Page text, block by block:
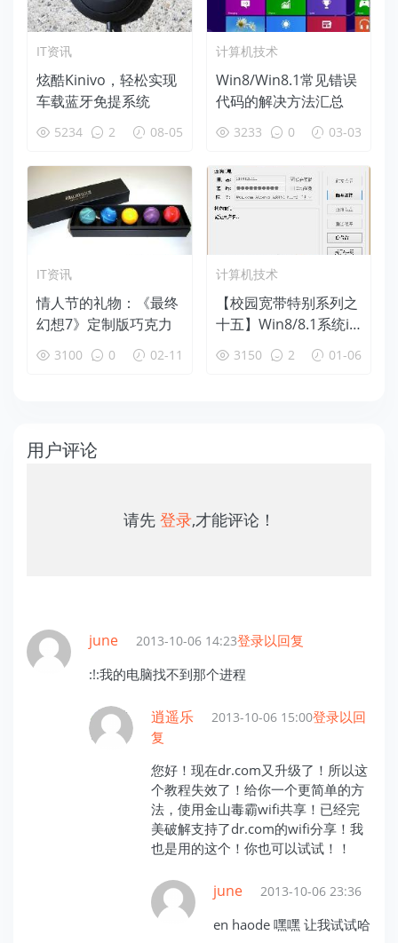
IT资讯
炫酷Kinivo，轻松实现
车载蓝牙免提系统
5234 2 08-05
计算机技术
Win8/Win8.1常见错误
代码的解决方法汇总
3233 0 03-03
IT资讯
情人节的礼物：《最终
幻想7》定制版巧克力
3100 0 02-11
计算机技术
【校园宽带特别系列之
十五】Win8/8.1系统iN
ode、Dr.com混合模
式校园宽带特别
3150 2 01-06
用户评论
请先 登录,才能评论！
june 2013-10-06 14:23登录以回复
:!:我的电脑找不到那个进程
逍遥乐 2013-10-06 15:00登录以回
复
您好！现在dr.com又升级了！所以这
个教程失效了！给你一个更简单的方
法，使用金山毒霸wifi共享！已经完
美破解支持了dr.com的wifi分享！我
也是用的这个！你也可以试试！！
june 2013-10-06 23:36
en haode 嘿嘿 让我试试哈